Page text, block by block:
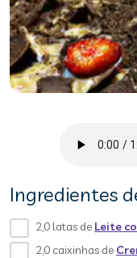
Ingredientes
2,0 latas de Leite
2,0 caixinhas de